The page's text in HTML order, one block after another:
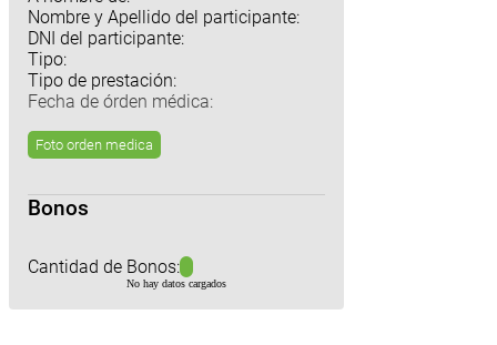
Nombre y Apellido del participante:
DNI del participante:
Tipo:
Tipo de prestación:
Fecha de órden médica:
Foto orden medica
Bonos
Cantidad de Bonos:
No hay datos cargados